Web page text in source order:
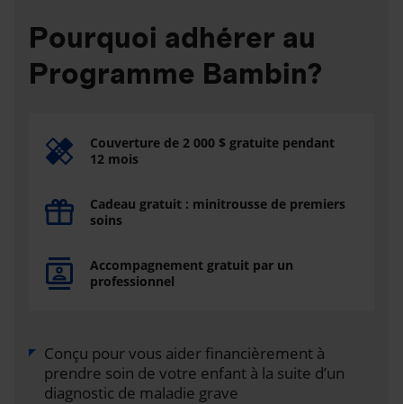
Pourquoi adhérer au
Programme Bambin?
Couverture de 2 000 $ gratuite pendant
12 mois
Cadeau gratuit : minitrousse de premiers
soins
Accompagnement gratuit par un
professionnel
Conçu pour vous aider financièrement à
prendre soin de votre enfant à la suite d’un
diagnostic de maladie grave